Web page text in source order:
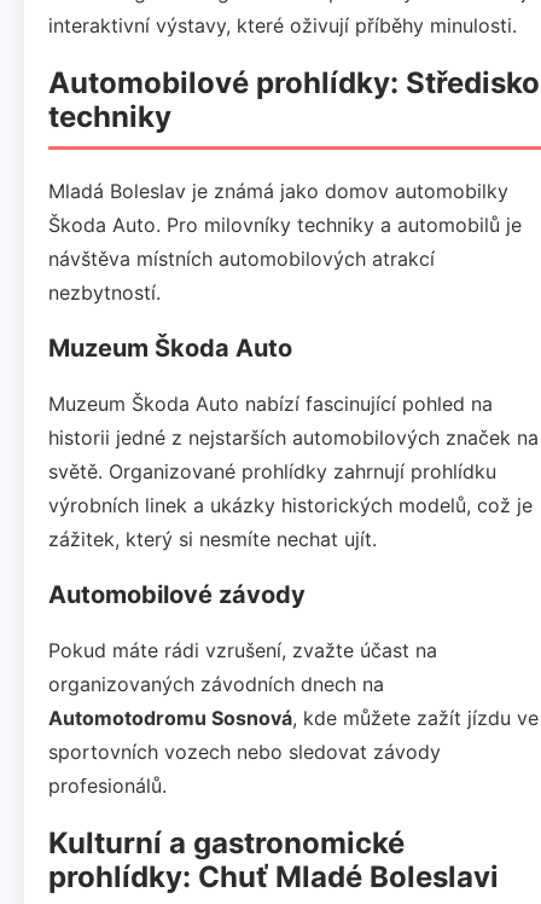
interaktivní výstavy, které oživují příběhy minulosti.
Automobilové prohlídky: Středisko
techniky
Mladá Boleslav je známá jako domov automobilky
Škoda Auto. Pro milovníky techniky a automobilů je
návštěva místních automobilových atrakcí
nezbytností.
Muzeum Škoda Auto
Muzeum Škoda Auto nabízí fascinující pohled na
historii jedné z nejstarších automobilových značek na
světě. Organizované prohlídky zahrnují prohlídku
výrobních linek a ukázky historických modelů, což je
zážitek, který si nesmíte nechat ujít.
Automobilové závody
Pokud máte rádi vzrušení, zvažte účast na
organizovaných závodních dnech na
Automotodromu Sosnová, kde můžete zažít jízdu ve
sportovních vozech nebo sledovat závody
profesionálů.
Kulturní a gastronomické
prohlídky: Chuť Mladé Boleslavi